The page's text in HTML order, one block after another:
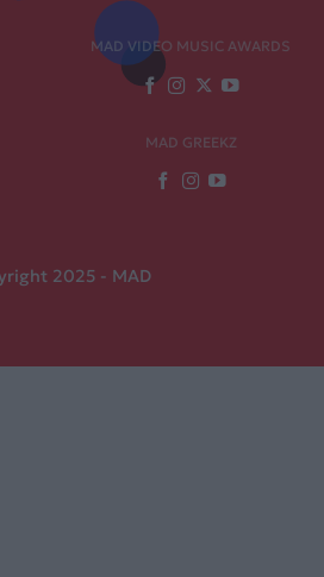
MAD VIDEO MUSIC AWARDS
MAD GREEKZ
2025 - MAD